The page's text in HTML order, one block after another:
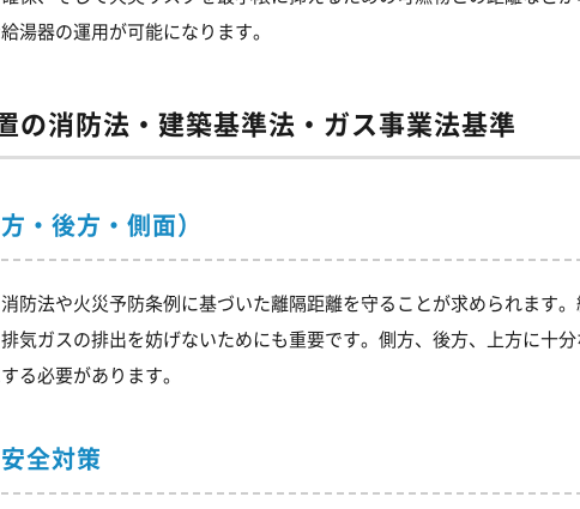
湯器の運用が可能になります。
の消防法・建築基準法・ガス事業法基準
・後方・側面）
防法や火災予防条例に基づいた離隔距離を守ることが求められます
気ガスの排出を妨げないためにも重要です。側方、後方、上方に十
る必要があります。
全対策